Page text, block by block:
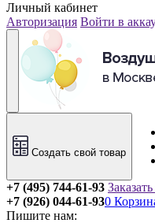
Личный кабинет
Авторизация Войти в
Создать свой товар
+7 (495) 744-61-93
+7 (926) 044-61-93
Пишите нам:
0